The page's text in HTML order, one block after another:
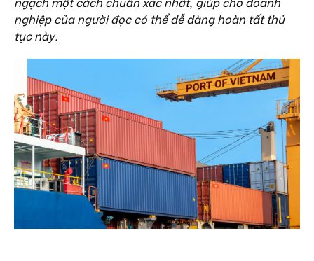
nghiệp của người đọc có thể dễ dàng hoàn tất thủ
tục này.